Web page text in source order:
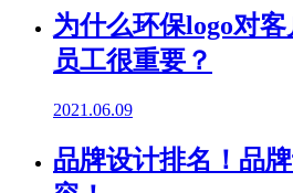
为什么环保logo对
员工很重要？
2021.06.09
品牌设计排名！品